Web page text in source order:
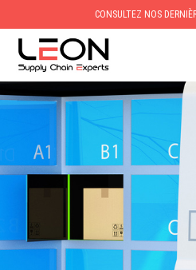
CONSULTEZ NOS